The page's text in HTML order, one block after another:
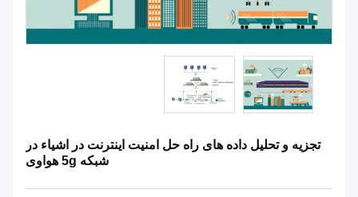
تجزیه و تحلیل داده های راه حل امنیت اینترنت در اشیاء در
شبکه 5g هواوی